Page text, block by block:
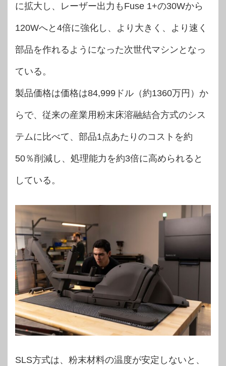
に拡大し、レーザー出力もFuse 1+の30Wから
120Wへと4倍に強化し、より大きく、より速く
部品を作れるようになった次世代マシンとなっ
ている。
製品価格は価格は84,999ドル（約1360万円）か
らで、従来の産業用粉末床溶融結合方式のシス
テムに比べて、部品1点あたりのコストを約
50％削減し、処理能力を約3倍に高められると
している。
SLS方式は、粉末材料の温度が安定しないと、